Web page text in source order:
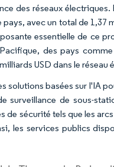
des réseaux
avec un total de
essentielle de ce
des pays
USD dans le réseau
basées sur l'IA
surveillance de sous-
de sécurité tels que les
les services publics